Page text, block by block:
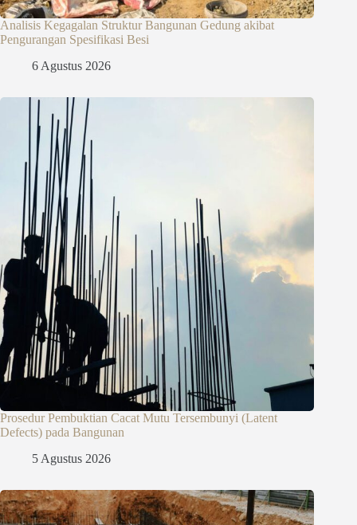
Analisis Kegagalan Struktur Bangunan Gedung akibat
Pengurangan Spesifikasi Besi
6 Agustus 2026
Prosedur Pembuktian Cacat Mutu Tersembunyi (Latent
Defects) pada Bangunan
5 Agustus 2026